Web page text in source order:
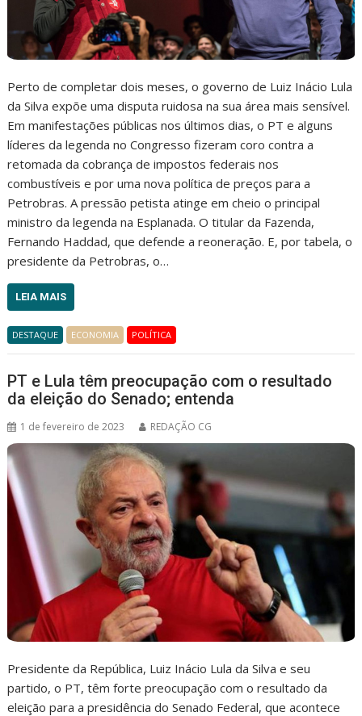
Perto de completar dois meses, o governo de Luiz Inácio Lula
da Silva expõe uma disputa ruidosa na sua área mais sensível.
Em manifestações públicas nos últimos dias, o PT e alguns
líderes da legenda no Congresso fizeram coro contra a
retomada da cobrança de impostos federais nos
combustíveis e por uma nova política de preços para a
Petrobras. A pressão petista atinge em cheio o principal
ministro da legenda na Esplanada. O titular da Fazenda,
Fernando Haddad, que defende a reoneração. E, por tabela, o
presidente da Petrobras, o…
LEIA MAIS
DESTAQUE ECONOMIA POLÍTICA
PT e Lula têm preocupação com o resultado
da eleição do Senado; entenda
1 de fevereiro de 2023 REDAÇÃO CG
Presidente da República, Luiz Inácio Lula da Silva e seu
partido, o PT, têm forte preocupação com o resultado da
eleição para a presidência do Senado Federal, que acontece